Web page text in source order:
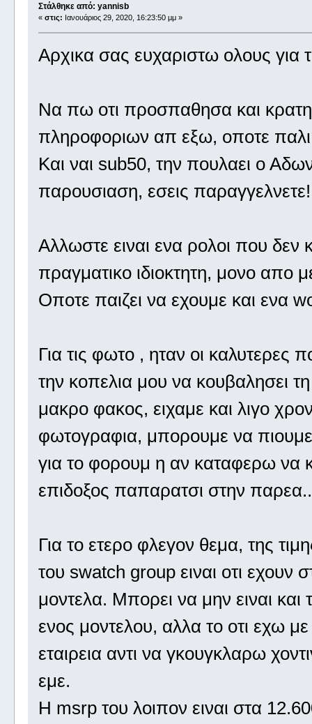
Στάλθηκε από: yannisb
« στις: Ιανουάριος 29, 2020, 16:23:50 μμ »
Aρχικα σας ευχαριστω ολους για
Να πω οτι προσπαθησα και
πληροφοριων απ εξω, οποτε
Και ναι sub50, την πουλαει ο
παρουσιαση, εσεις
Αλλωστε ειναι ενα ρολοι που
πραγματικο ιδιοκτητη, μονο
Οποτε παιζει να εχουμε και ενα
Για τις φωτο , ηταν οι
την κοπελια μου να κουβαλησει
μακρο φακος, ειχαμε και λιγο
φωτογραφια, μπορουμε να
για το φορουμ η αν καταφερω να
επιδοξος παπαρατσι στην
Για το ετερο φλεγον θεμα, της
του swatch group ειναι οτι εχουν
μοντελα. Μπορει να μην ειναι
ενος μοντελου, αλλα το οτι εχω
εταιρεια αντι να γκουγκλαρω
εμε.
Η msrp του λοιπον ειναι στα